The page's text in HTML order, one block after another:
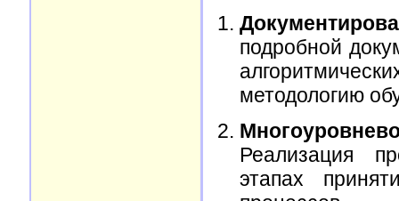
подробной
методологию
Реализация
этапах